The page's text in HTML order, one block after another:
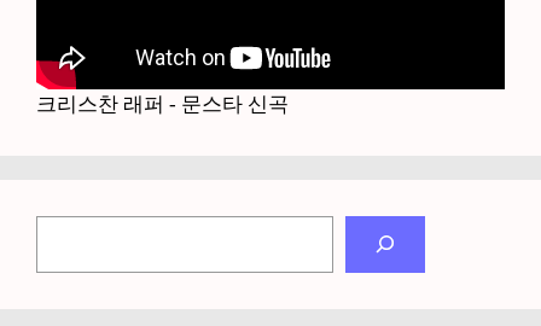
크리스찬 래퍼 - 문스타 신곡